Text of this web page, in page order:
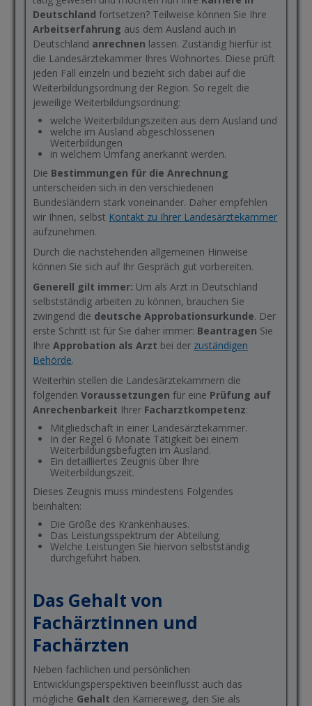
Deutschland fortsetzen? Teilweise können Sie Ihre
Arbeitserfahrung aus dem Ausland auch in
Deutschland anrechnen lassen. Zuständig hierfür ist
die Landesärztekammer Ihres Wohnortes. Diese prüft
jeden Fall einzeln und bezieht sich dabei auf die
Weiterbildungsordnung der Region. So regelt die
jeweilige Weiterbildungsordnung:
welche Weiterbildungszeiten aus dem Ausland und
welche im Ausland abgeschlossenen
Weiterbildungen
in welchem Umfang anerkannt werden.
Die Bestimmungen für die Anrechnung
unterscheiden sich in den verschiedenen
Bundesländern stark voneinander. Daher empfehlen
wir Ihnen, selbst Kontakt zu Ihrer Landesärztekammer
aufzunehmen.
Durch die nachstehenden allgemeinen Hinweise
können Sie sich auf Ihr Gespräch gut vorbereiten.
Generell gilt immer: Um als Arzt in Deutschland
selbstständig arbeiten zu können, brauchen Sie
zwingend die deutsche Approbationsurkunde. Der
erste Schritt ist für Sie daher immer: Beantragen Sie
IhreApprobation als Arzt bei der zuständigen
Behörde.
Weiterhin stellen die Landesärztekammern die
folgendenVoraussetzungen für eine Prüfung auf
Anrechenbarkeit Ihrer Facharztkompetenz:
Mitgliedschaft in einer Landesärztekammer.
In der Regel 6 Monate Tätigkeit bei einem
Weiterbildungsbefugten im Ausland.
Ein detailliertes Zeugnis über Ihre
Weiterbildungszeit.
Dieses Zeugnis muss mindestens Folgendes
beinhalten:
Die Größe des Krankenhauses.
Das Leistungsspektrum der Abteilung.
Welche Leistungen Sie hiervon selbstständig
durchgeführt haben.
Das Gehalt von
Fachärztinnen und
Fachärzten
Neben fachlichen und persönlichen
Entwicklungsperspektiven beeinflusst auch das
mögliche Gehalt den Karriereweg, den Sie als